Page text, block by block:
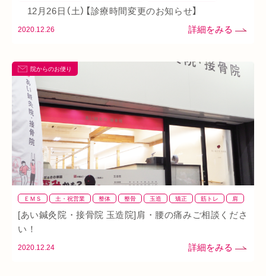
クリスタ長堀
なんばウォーク 上本町 今里 八戸ノ里駅
天満橋
天王寺 寺田町 御堂筋本町 心斎橋 本町
玉造
谷6 鶴橋
12月26日（土）【診療時間変更のお知らせ】
2020.12.26
院からのお便り
ＥＭＳ 土・祝営業 整体 整骨 玉造 矯正 筋トレ
肩
腰 血流改善 鍼灸 骨盤矯正
[あい鍼灸院・接骨院 玉造院]肩・腰の痛みご相談くださ
い！
2020.12.24